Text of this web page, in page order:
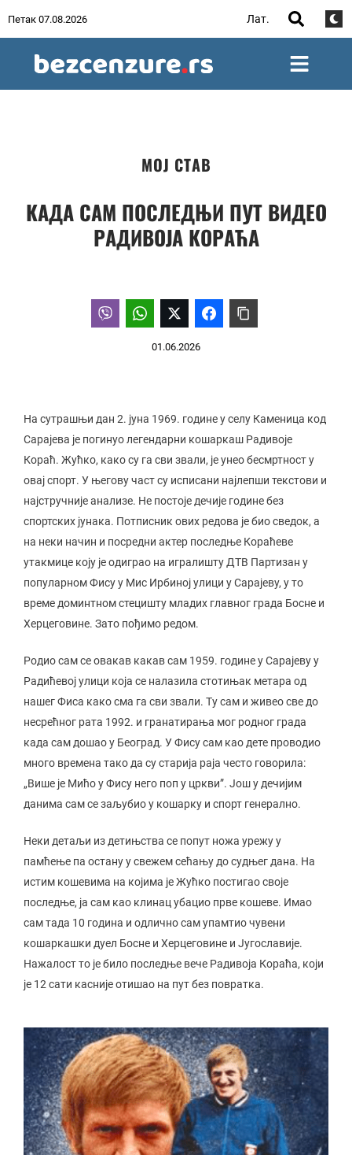
Петак 07.08.2026 Лат.
МОЈ СТАВ
КАДА САМ ПОСЛЕДЊИ ПУТ ВИДЕО
РАДИВОЈА КОРАЋА
01.06.2026
На сутрашњи дан 2. јуна 1969. године у селу Каменица код
Сарајева је погинуо легендарни кошаркаш Радивоје
Кораћ. Жућко, како су га сви звали, је унео бесмртност у
овај спорт. У његову част су исписани најлепши текстови и
најстручније анализе. Не постоје дечије године без
спортских јунака. Потписник ових редова је био сведок, а
на неки начин и посредни актер последње Кораћеве
утакмице коју је одиграо на игралишту ДТВ Партизан у
популарном Фису у Мис Ирбиној улици у Сарајеву, у то
време доминтном стецишту младих главног града Босне и
Херцеговине. Зато пођимо редом.
Родио сам се овакав какав сам 1959. године у Сарајеву у
Радићевој улици која се налазила стотињак метара од
нашег Фиса како сма га сви звали. Ту сам и живео све до
несрећног рата 1992. и гранатирања мог родног града
када сам дошао у Београд. У Фису сам као дете проводио
много времена тако да су старија раја често говорила:
„Више је Мићо у Фису него поп у цркви”. Још у дечијим
данима сам се заљубио у кошарку и спорт генерално.
Неки детаљи из детињства се попут ножа урежу у
памћење па остану у свежем сећању до судњег дана. На
истим кошевима на којима је Жућко постигао своје
последње, ја сам као клинац убацио прве кошеве. Имао
сам тада 10 година и одлично сам упамтио чувени
кошаркашки дуел Босне и Херцеговине и Југославије.
Нажалост то је било последње вече Радивоја Кораћа, који
је 12 сати касније отишао на пут без повратка.